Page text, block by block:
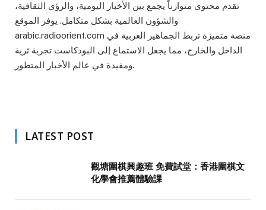
تقدم محتوى متوازناً يجمع بين الأخبار اليومية، والرؤى الثقافية،
والشؤون العالمية بشكل متكامل. يوفر الموقع
arabic.radioorient.com منصة متميزة تربط الجماهير العربية في
الداخل والخارج، مما يجعل الاستماع إلى البودكاست تجربة ثرية
ومفيدة في عالم الأخبار المتطور.
LATEST POST
觀塘圍棋興趣班 免費試堂：香港圍棋文
化學會推薦體驗課